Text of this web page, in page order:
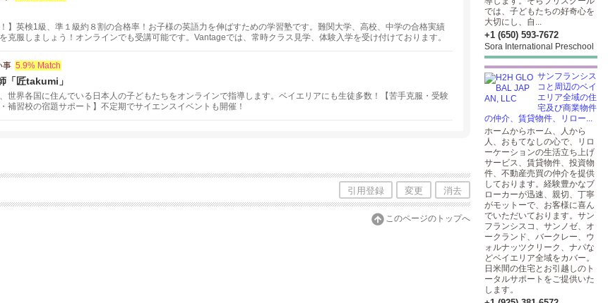
】英検1級、準１級約８割の合格率！お子様の英語力を伸ばすための学習塾です。難関大学、高校、中学の合格実績
克服しましょう！オンラインでも受講可能です。Vantageでは、常時クラス見学、体験入学を受け付けております。
事 5.9% Match
「匠takumi」
世界各国に住んでいる日本人の子どもたちをオンラインで指導します。ベイエリアにも生徒多数！【苦手克服・受験
補習校の宿題サポート】不定期でサイエンスイベントも開催！
引用登録 変更 消去
このページのトップへ
では、子どもたちの好奇心を
大切にし、自...
+1 (650) 593-7672
Sora International Preschool
サンフランシス
コと周辺のベイ
エリア全域の住
宅及び商業物件
の仲介、賃貸物件、リロー...
ホームからホーム、人から
人、おもてなしの心で、リロ
ーケーションの生活立ち上げ
サービス、賃貸物件、投資物
件、不動産売買の仲介を提供
しております。経験豊かなブ
ローカーが迅速、親切、丁寧
がモットーで、お客様に喜ん
でいただいております。サン
フランシスコ、サンノゼ、オ
ークランド、バークレー、ウ
ォルナッツクリーク、ナパな
どベイエリア全域をカバー。
日米間の住宅とお引越しのト
ータルサポートをご提供いた
します。